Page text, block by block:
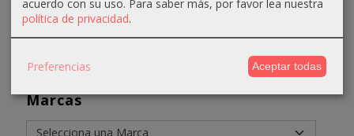
Marcas
acuerdo con su uso. Para saber más, por favor lea nuestra
política de privacidad.
Preferencias Aceptar todas